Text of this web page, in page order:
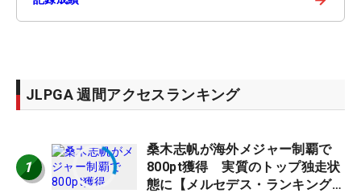
JLPGA 週間アクセスランキング
1
桑木志帆が海外メジャー制覇で
800pt獲得 実質のトップ独走状
態に【メルセデス・ランキング番